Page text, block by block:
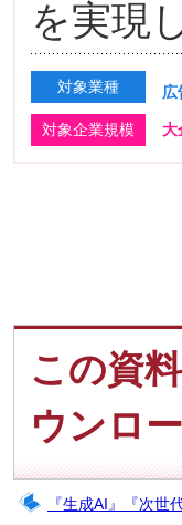
を実現
対象業種 広
対象企業規模 大
この資
ウンロ
『生成AI』『次世